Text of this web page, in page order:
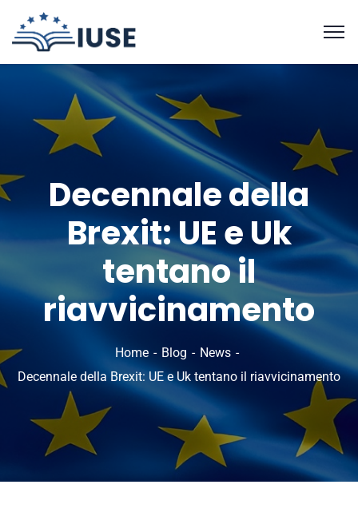
Decennale della
Brexit: UE e Uk
tentano il
riavvicinamento
Home Blog
News
Decennale della Brexit: UE e Uk tentano il riavvicinamento